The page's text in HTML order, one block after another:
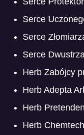
Serce
Serce
Serce
Herb Zabójcy
Herb Adepta
Herb
Herb